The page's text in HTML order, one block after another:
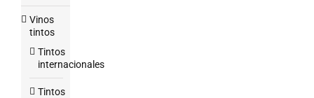
Vinos
tintos
Tintos
internacionales
Tintos